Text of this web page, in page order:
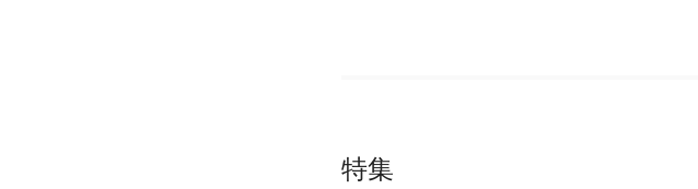
特集